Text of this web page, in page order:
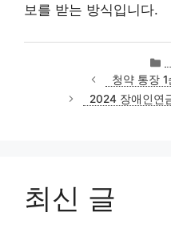
보를 받는 방식입니다.
청약 통장
2024 장애인연
최신 글